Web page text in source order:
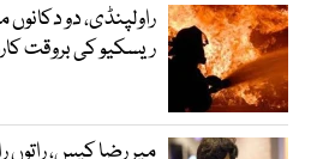
راولپنڈی، دو
ریسکیو کی بروقت
میر رضا کیس،